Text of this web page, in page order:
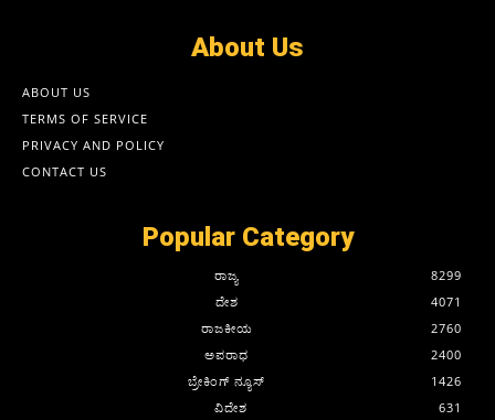
About Us
ABOUT US
TERMS OF SERVICE
PRIVACY AND POLICY
CONTACT US
Popular Category
ರಾಜ್ಯ
8299
ದೇಶ
4071
ರಾಜಕೀಯ
2760
ಅಪರಾಧ
2400
ಬ್ರೇಕಿಂಗ್ ನ್ಯೂಸ್
1426
ವಿದೇಶ
631